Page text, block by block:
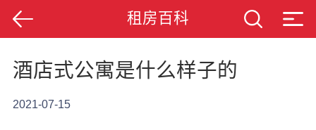
租房百科
酒店式公寓是什么样子的
2021-07-15